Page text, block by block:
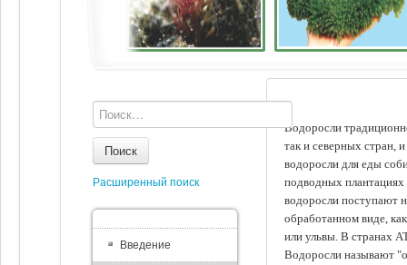
Водоросли
так и северных стран,
водоросли для еды
подводных
водоросли поступают
обработанном виде,
или ульвы. В странах
Водоросли называют
Поиск
Расширенный поиск
Введение